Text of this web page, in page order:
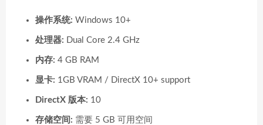
操作系统: Windows 10+
处理器: Dual Core 2.4 GHz
内存: 4 GB RAM
显卡: 1GB VRAM / DirectX 10+ support
DirectX 版本: 10
存储空间: 需要 5 GB 可用空间